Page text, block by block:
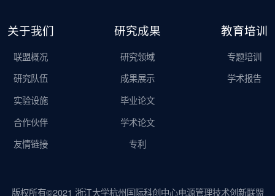
关于我们
联盟概况
研究队伍
实验设施
合作伙伴
友情链接
研究成果
研究领域
成果展示
毕业论文
学术论文
专利
教育培训
专题培训
学术报告
版权所有©2021 浙江大学杭州国际科创中心电源管理技术创新联盟